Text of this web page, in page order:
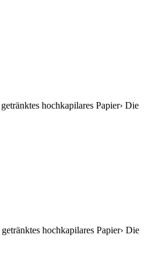
hochkapilares Papier› Die
hochkapilares Papier› Die